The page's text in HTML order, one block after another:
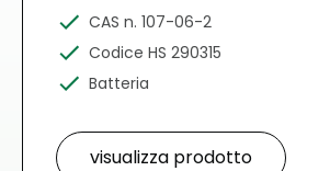
CAS n. 107-06-2
Codice HS 290315
Batteria
visualizza prodotto